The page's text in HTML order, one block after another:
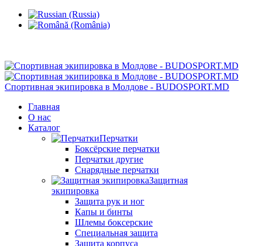
Спортивная экипировка в Молдове - BUDOSPORT.MD
Главная
О нас
Каталог
Перчатки
Боксёрские перчатки
Перчатки другие
Снарядные перчатки
Защитная
экипировка
Защита рук и ног
Капы и бинты
Шлемы боксерские
Специальная защита
Защита корпуса